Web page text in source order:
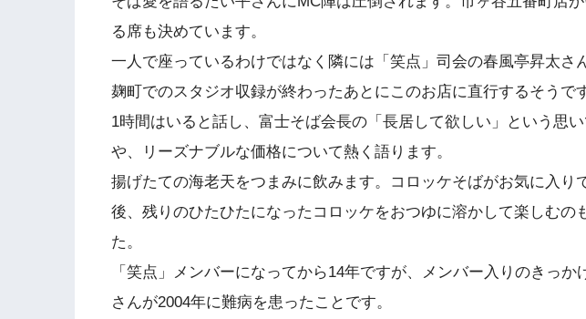
る席も決めています。
一人で座っているわけではなく隣には「笑点」司会の春風亭昇太さ
麹町でのスタジオ収録が終わったあとにこのお店に直行するそうで
1時間はいると話し、富士そば会長の「長居して欲しい」という思
や、リーズナブルな価格について熱く語ります。
揚げたての海老天をつまみに飲みます。コロッケそばがお気に入り
後、残りのひたひたになったコロッケをおつゆに溶かして楽しむの
た。
「笑点」メンバーになってから14年ですが、メンバー入りのきっ
さんが2004年に難病を患ったことです。